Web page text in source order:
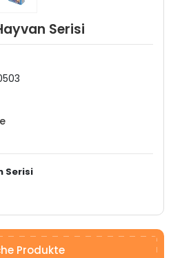
Serisi
Serisi
Produkte